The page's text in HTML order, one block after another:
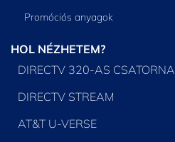
Promóciós anyagok
HOL NÉZHETEM?
DIRECTV 320-AS CSATORNA
DIRECTV STREAM
AT&T U-VERSE